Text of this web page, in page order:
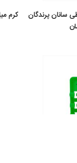
سانان پرندگان
کرم